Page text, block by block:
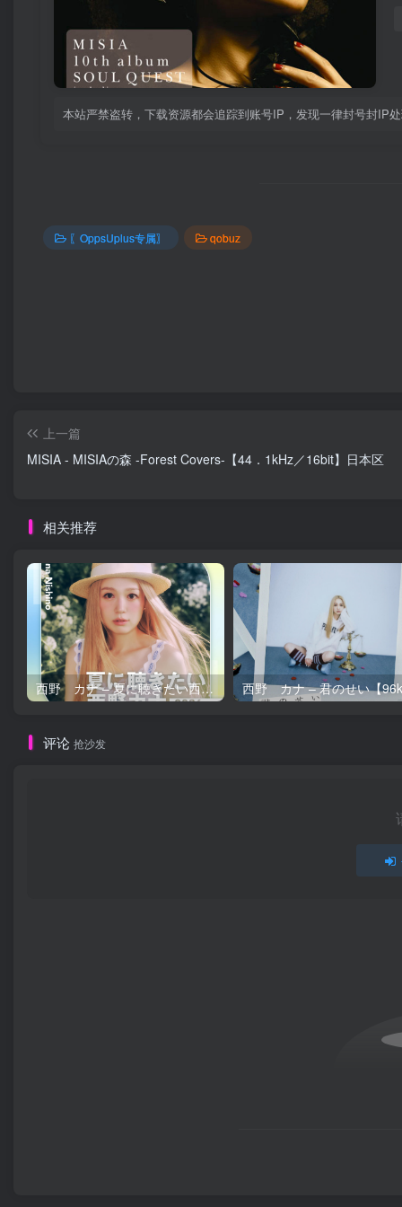
本站严禁盗转，下载资源都会追踪到账号IP，发现一律封号封IP
〖OppsUplus专属〗 qobuz
上一篇
MISIA - MISIAの森 -Forest Covers-【44．1kHz／16bit】日本区
相关推荐
西野 カナ – 夏に聴きたい西野カナ2026【44.1kHz／16bit】日本区
评论 抢沙发